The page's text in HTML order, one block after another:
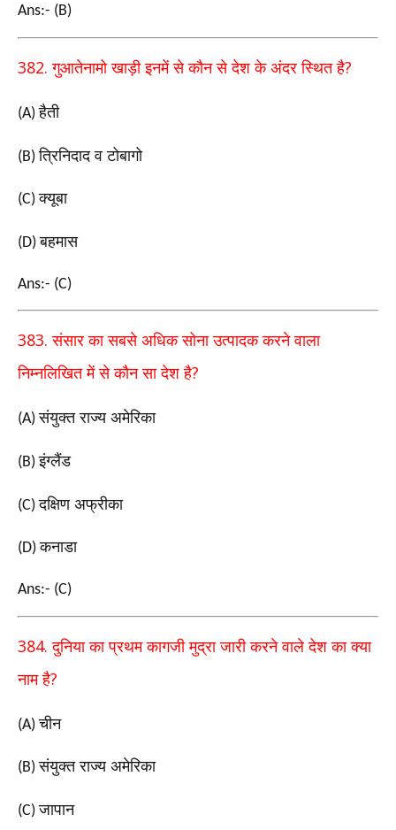
Ans:- (B)
382.गुआतेनामो खाड़ी इनमें से कौन से देश के अंदर स्थित है?
(A)हैती
(B)त्रिनिदाद व टोबागो
(C)क्यूबा
(D)बहमास
Ans:- (C)
383.संसार का सबसे अधिक सोना उत्पादक करने वाला
निम्नलिखित में से कौन सा देश है?
(A)संयुक्त राज्य अमेरिका
(B)इंग्लैंड
(C)दक्षिण अफ्रीका
(D)कनाडा
Ans:- (C)
384.दुनिया का प्रथम कागजी मुद्रा जारी करने वाले देश का क्या
नाम है?
(A)चीन
(B)संयुक्त राज्य अमेरिका
(C)जापान